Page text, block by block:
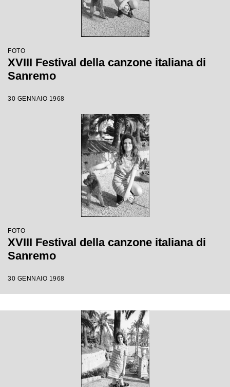
FOTO
XVIII Festival della canzone italiana di
Sanremo
30 GENNAIO 1968
FOTO
XVIII Festival della canzone italiana di
Sanremo
30 GENNAIO 1968